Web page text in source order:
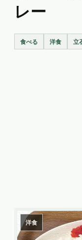
レー
食べる 洋食 立
洋食